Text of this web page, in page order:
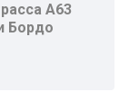
A63
Бордо